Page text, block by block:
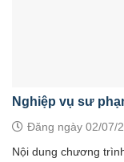
Nghiệp vụ sư
Đăng ngày 02/07/
Nội dung chương